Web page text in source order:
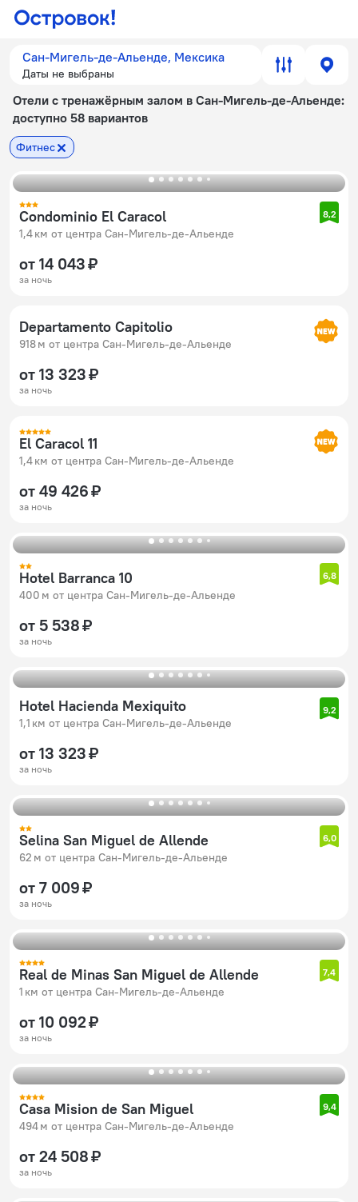
Сан-Мигель-де-Альенде, Мексика
Даты не выбраны
Отели с тренажёрным залом в Сан-Мигель-де-Альенде:
доступно 58 вариантов
Фитнес
Condominio El Caracol
1,4 км от центра Сан-Мигель-де-Альенде
8,2
от 14 043 ₽
за ночь
Departamento Capitolio
918 м от центра Сан-Мигель-де-Альенде
от 13 323 ₽
за ночь
El Caracol 11
1,4 км от центра Сан-Мигель-де-Альенде
от 49 426 ₽
за ночь
Hotel Barranca 10
400 м от центра Сан-Мигель-де-Альенде
6,8
от 5 538 ₽
за ночь
Hotel Hacienda Mexiquito
1,1 км от центра Сан-Мигель-де-Альенде
9,2
от 13 323 ₽
за ночь
Selina San Miguel de Allende
62 м от центра Сан-Мигель-де-Альенде
6,0
от 7 009 ₽
за ночь
Real de Minas San Miguel de Allende
1 км от центра Сан-Мигель-де-Альенде
7,4
от 10 092 ₽
за ночь
Casa Mision de San Miguel
494 м от центра Сан-Мигель-де-Альенде
9,4
от 24 508 ₽
за ночь